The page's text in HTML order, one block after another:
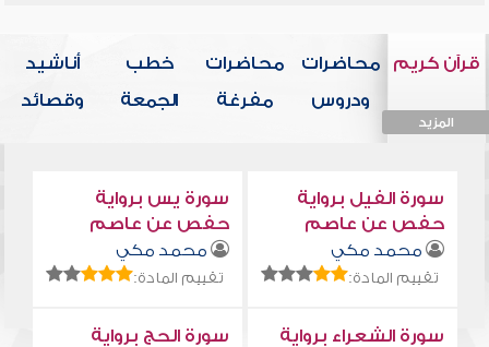
قرآن كريم
المزيد
محاضرات
ودروس
محاضرات
مفرغة
خطب
الجمعة
أناشيد
وقصائد
سورة الفيل برواية
حفص عن عاصم
محمد مكي
تقييم المادة:
سورة يس برواية
حفص عن عاصم
محمد مكي
تقييم المادة:
سورة الشعراء برواية
سورة الحج برواية